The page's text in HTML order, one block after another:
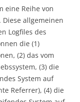
eine Reihe von
allgemeinen
Logfiles des
die (1)
(2) das vom
(3) die
System auf
Referrer), (4) die